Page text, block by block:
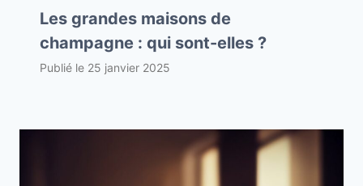
Les grandes maisons de
champagne : qui sont-elles ?
Publié le 25 janvier 2025